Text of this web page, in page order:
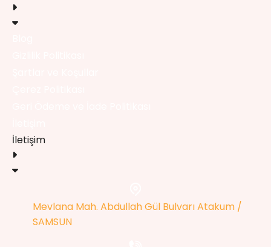
İletişim
Mevlana Mah. Abdullah Gül Bulvarı Atakum /
SAMSUN